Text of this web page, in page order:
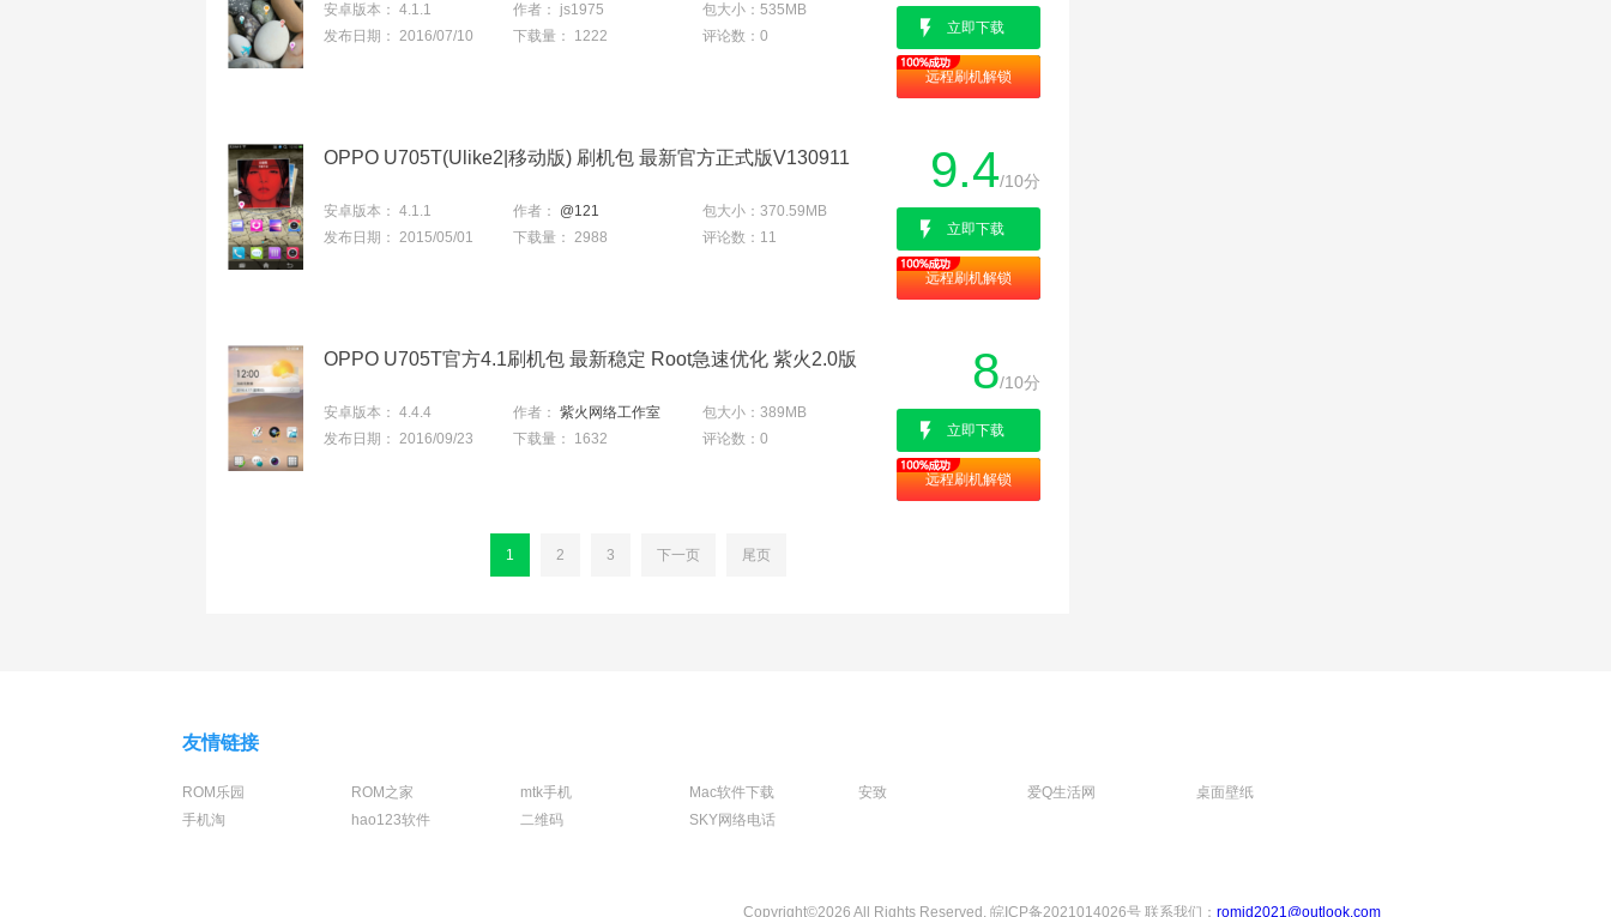
安卓版本： 4.1.1 作者： js1975 包大小： 535MB
发布日期： 2016/07/10 下载量： 1222 评论数： 0 立即下载
远程刷机解锁
OPPO U705T(Ulike2|移动版) 刷机包 最新官方正式版V130911
安卓版本： 4.1.1 作者： @121 包大小： 370.59MB
发布日期： 2015/05/01 下载量： 2988 评论数： 11
9.4/10分
立即下载
远程刷机解锁
OPPO U705T官方4.1刷机包 最新稳定 Root急速优化 紫火2.0版
安卓版本： 4.4.4 作者： 紫火网络工作室 包大小： 389MB
发布日期： 2016/09/23 下载量： 1632 评论数： 0
8/10分
立即下载
远程刷机解锁
1 2 3 下一页 尾页
友情链接
ROM乐园 ROM之家 mtk手机 Mac软件下载 安致 爱Q生活网
桌面壁纸
手机淘
hao123软件 二维码 SKY网络电话
Copyright©2026 All Rights Reserved. 皖ICP备2021014026号 联系我们： romjd2021@outlook.com